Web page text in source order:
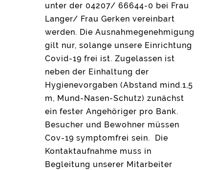
unter der 04207/ 66644-0 bei Frau
Langer/ Frau Gerken vereinbart
werden. Die Ausnahmegenehmigung
gilt nur, solange unsere Einrichtung
Covid-19 frei ist. Zugelassen ist
neben der Einhaltung der
Hygienevorgaben (Abstand mind.1,5
m, Mund-Nasen-Schutz) zunächst
ein fester Angehöriger pro Bank.
Besucher und Bewohner müssen
Cov-19 symptomfrei sein. Die
Kontaktaufnahme muss in
Begleitung unserer Mitarbeiter